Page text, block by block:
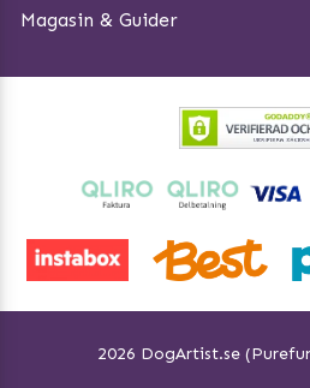
Magasin & Guider
Hundbäddar
2026 DogArtist.se